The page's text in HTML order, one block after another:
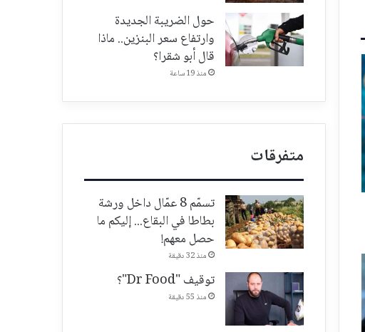
حول الضريبة الجديدة
وارتفاع سعر البنزين.. ماذا
قال أبو شقرا؟
منذ 19 ساعة
متفرقات
تسمّم 8 عمّال داخل ورشة
بطاطا في البقاع... إليكم ما
حصل معهم!
منذ 32 دقيقة
توقيف "Dr Food"؟
منذ 55 دقيقة